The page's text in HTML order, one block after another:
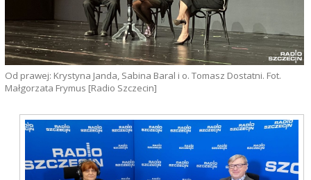
Od prawej: Krystyna Janda, Sabina Baral i o. Tomasz Dostatni. Fot.
Małgorzata Frymus [Radio Szczecin]